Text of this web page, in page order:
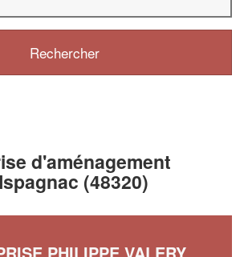
d'aménagement
(48320)